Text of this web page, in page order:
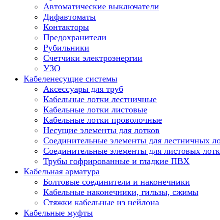
Автоматические выключатели
Дифавтоматы
Контакторы
Предохранители
Рубильники
Счетчики электроэнергии
УЗО
Кабеленесущие системы
Аксессуары для труб
Кабельные лотки лестничные
Кабельные лотки листовые
Кабельные лотки проволочные
Несущие элементы для лотков
Соединительные элементы для лестничных
Соединительные элементы для листовых
Трубы гофрированные и гладкие ПВХ
Кабельная арматура
Болтовые соединители и наконечники
Кабельные наконечники, гильзы, сжимы
Стяжки кабельные из нейлона
Кабельные муфты